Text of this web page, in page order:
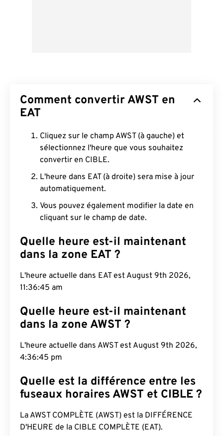
Comment convertir AWST en
EAT
Cliquez sur le champ AWST (à gauche) et
sélectionnez l'heure que vous souhaitez
convertir en CIBLE.
L'heure dans EAT (à droite) sera mise à jour
automatiquement.
Vous pouvez également modifier la date en
cliquant sur le champ de date.
Quelle heure est-il maintenant
dans la zone EAT ?
L'heure actuelle dans EAT est August 9th 2026,
11:36:46 am
Quelle heure est-il maintenant
dans la zone AWST ?
L'heure actuelle dans AWST est August 9th 2026,
4:36:46 pm
Quelle est la différence entre les
fuseaux horaires AWST et CIBLE ?
La AWST COMPLÈTE (AWST) est la DIFFÉRENCE
D'HEURE de la CIBLE COMPLÈTE (EAT).